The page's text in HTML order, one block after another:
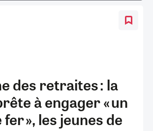
des retraites : la
à engager « un
», les jeunes de